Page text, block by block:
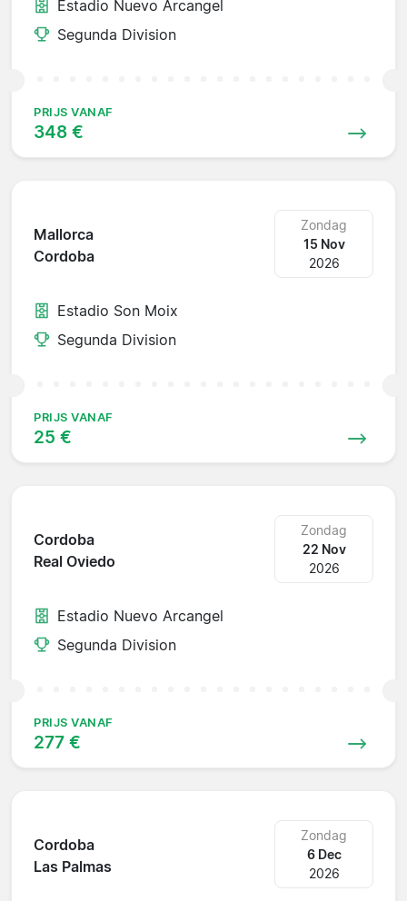
Estadio Nuevo Arcangel
Segunda Division
PRIJS VANAF
348 €
Mallorca
Cordoba
Zondag
15 Nov
2026
Estadio Son Moix
Segunda Division
PRIJS VANAF
25 €
Cordoba
Real Oviedo
Zondag
22 Nov
2026
Estadio Nuevo Arcangel
Segunda Division
PRIJS VANAF
277 €
Cordoba
Las Palmas
Zondag
6 Dec
2026